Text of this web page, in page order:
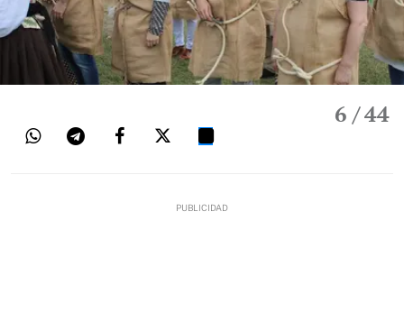
6 / 44